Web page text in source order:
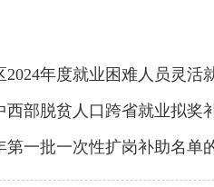
年度就业困难人员灵活
部脱贫人口跨省就业拟奖
第一批一次性扩岗补助名单